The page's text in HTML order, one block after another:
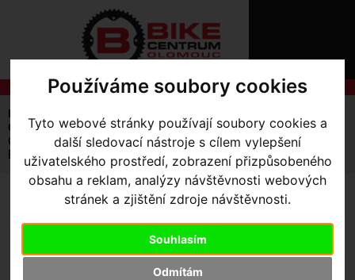
Používáme soubory cookies
Tyto webové stránky používají soubory cookies a
další sledovací nástroje s cílem vylepšení
uživatelského prostředí, zobrazení přizpůsobeného
obsahu a reklam, analýzy návštěvnosti webových
stránek a zjištění zdroje návštěvnosti.
Souhlasím
Odmítám
O
NÁSO
NÁKUPU
SLUŽBY
Úvodní strana
Oblečení volnočasové
Trika
CANNONDALE LIFESTYLE T-SHIRT HERITAGE
BLU/RED/WHT
CANNONDALE LIFESTYLE
T-SHIRT HERITAGE
BLU/RED/WHT